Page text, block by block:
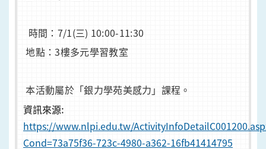
時間：7/1(三) 10:00-11:30
地點：3樓多元學習教室
本活動屬於「銀力學苑美感力」課程。
資訊來源:
https://www.nlpi.edu.tw/
Cond=73a75f36-723c-4980-a362-16fb41414795